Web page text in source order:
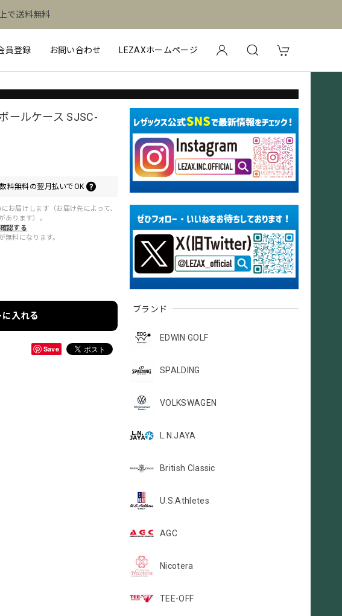
で送料無料
員登録 お問い合わせ LEZAXホームページ
ブランド
EDWIN GOLF
SPALDING
VOLKSWAGEN
L.N.JAYA
British Classic
U.S.Athletes
AGC
Nicotera
TEE-OFF
ールケース SJSC-
料無料の翌月払いでOK
お届けします（お届け先によって、
あります）。
認する
料になります。
に入れる
Save